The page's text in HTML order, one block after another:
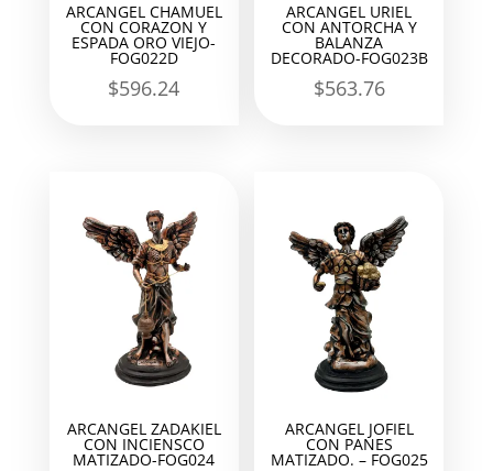
ARCANGEL CHAMUEL
CON CORAZON Y
ESPADA ORO VIEJO-
FOG022D
$596.24
ARCANGEL URIEL
CON ANTORCHA Y
BALANZA
DECORADO-FOG023B
$563.76
ARCANGEL ZADAKIEL
CON INCIENSCO
MATIZADO-FOG024
ARCANGEL JOFIEL
CON PANES
MATIZADO. – FOG025